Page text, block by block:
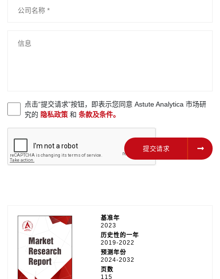
点击“提交请求”按钮，即表示您同意 Astute Analytica 市场研
究的 隐私政策 和条款及条件。
提交请求
基准年
2023
历史性的一年
2019-2022
预测年份
2024-2032
页数
115